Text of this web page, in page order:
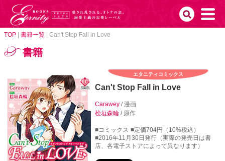
TOP 書籍一覧 Can't Stop Fall in Love
書籍
エタニティコミックス
Can't Stop Fall in Love
Carawey/ 漫画
桧垣森輪/ 原作
■コミックス ■定価704円（10%税込）
■2016年11月30日発行（実際の発売日は書
店、各電子ストアによって異なります）